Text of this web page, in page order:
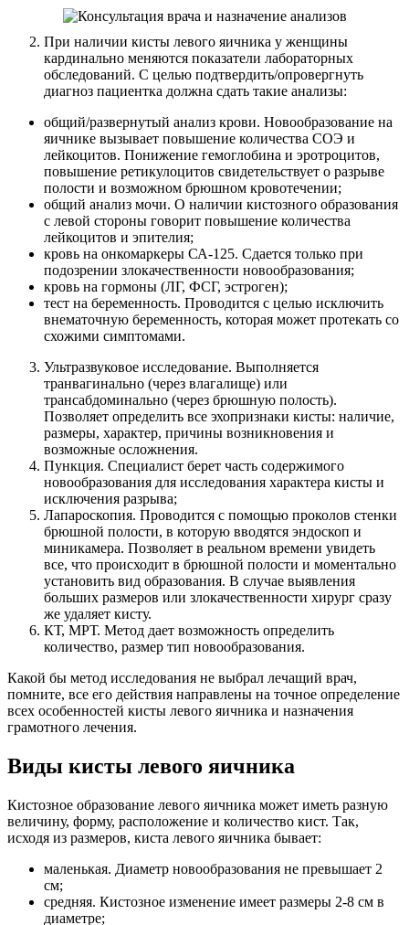
При наличии кисты левого яичника у женщины
кардинально меняются показатели лабораторных
обследований. С целью подтвердить/опровергнуть
диагноз пациентка должна сдать такие анализы:
общий/развернутый анализ крови. Новообразование на
яичнике вызывает повышение количества СОЭ и
лейкоцитов. Понижение гемоглобина и эротроцитов,
повышение ретикулоцитов свидетельствует о разрыве
полости и возможном брюшном кровотечении;
общий анализ мочи. О наличии кистозного образования
с левой стороны говорит повышение количества
лейкоцитов и эпителия;
кровь на онкомаркеры СА-125. Сдается только при
подозрении злокачественности новообразования;
кровь на гормоны (ЛГ, ФСГ, эстроген);
тест на беременность. Проводится с целью исключить
внематочную беременность, которая может протекать со
схожими симптомами.
Ультразвуковое исследование. Выполняется
транвагинально (через влагалище) или
трансабдоминально (через брюшную полость).
Позволяет определить все эхопризнаки кисты: наличие,
размеры, характер, причины возникновения и
возможные осложнения.
Пункция. Специалист берет часть содержимого
новообразования для исследования характера кисты и
исключения разрыва;
Лапароскопия. Проводится с помощью проколов стенки
брюшной полости, в которую вводятся эндоскоп и
миникамера. Позволяет в реальном времени увидеть
все, что происходит в брюшной полости и моментально
установить вид образования. В случае выявления
больших размеров или злокачественности хирург сразу
же удаляет кисту.
КТ, МРТ. Метод дает возможность определить
количество, размер тип новообразования.
Какой бы метод исследования не выбрал лечащий врач,
помните, все его действия направлены на точное определение
всех особенностей кисты левого яичника и назначения
грамотного лечения.
Виды кисты левого яичника
Кистозное образование левого яичника может иметь разную
величину, форму, расположение и количество кист. Так,
исходя из размеров, киста левого яичника бывает:
маленькая. Диаметр новообразования не превышает 2
см;
средняя. Кистозное изменение имеет размеры 2-8 см в
диаметре;